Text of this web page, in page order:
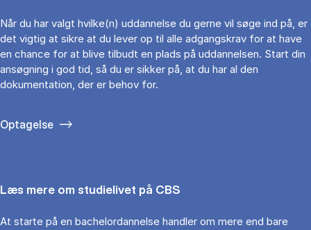
Når du har valgt hvilke(n) uddannelse du gerne vil søge ind på, er
det vigtig at sikre at du lever op til alle adgangskrav for at have
en chance for at blive tilbudt en plads på uddannelsen. Start din
ansøgning i god tid, så du er sikker på, at du har al den
dokumentation, der er behov for.
Optagelse
Læs mere om studielivet på CBS
At starte på en bachelordannelse handler om mere end bare